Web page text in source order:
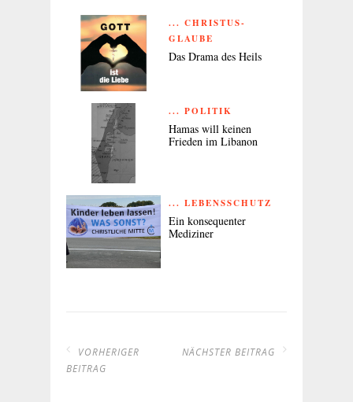
... CHRISTUS-
GLAUBE
Das Drama des Heils
... POLITIK
Hamas will keinen
Frieden im Libanon
... LEBENSSCHUTZ
Ein konsequenter
Mediziner
VORHERIGER
BEITRAG
NÄCHSTER BEITRAG